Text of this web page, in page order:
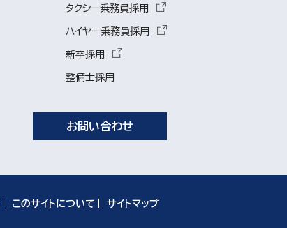
タクシー乗務員採用
ハイヤー乗務員採用
新卒採用
整備士採用
お問い合わせ
このサイトについて サイトマップ